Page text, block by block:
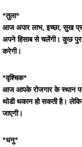
*तुला*
आज अपार लाभ, इच्छा, सुख
अपने हिसाब से चलेंगी। कुछ
करेगी।
*वृश्चिक*
आज आपके रोजगार के स्थान पर
थोडी थकान हो सकती है।
जाएगी।
*धनु*